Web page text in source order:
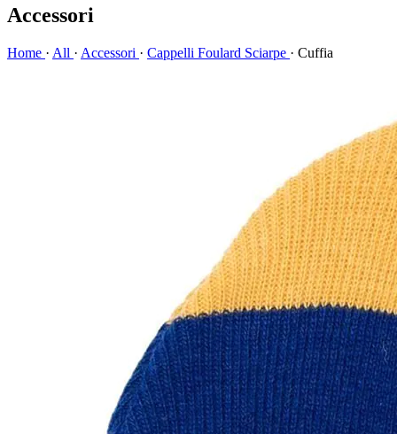
Accessori
Home · All · Accessori · Cappelli Foulard Sciarpe · Cuffia